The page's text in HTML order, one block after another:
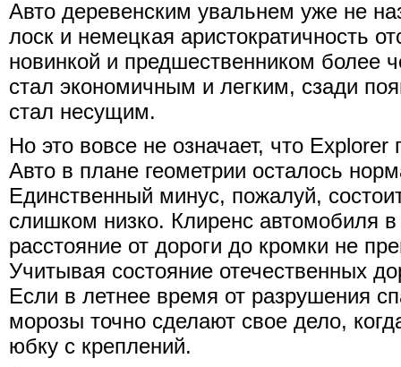
Авто деревенским увальнем уже не
лоск и немецкая аристократичность
новинкой и предшественником более
стал экономичным и легким, сзади
стал несущим.
Но это вовсе не означает, что
Авто в плане геометрии осталось
Единственный минус, пожалуй,
слишком низко. Клиренс автомобиля
расстояние от дороги до кромки не
Учитывая состояние отечественных
Если в летнее время от разрушения
морозы точно сделают свое дело,
юбку с креплений.